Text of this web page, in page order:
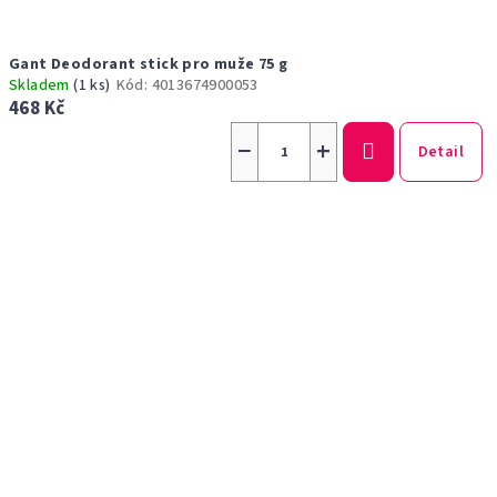
Gant Deodorant stick pro muže 75 g
Skladem(1 ks) Kód: 4013674900053
468 Kč
+
− Detail